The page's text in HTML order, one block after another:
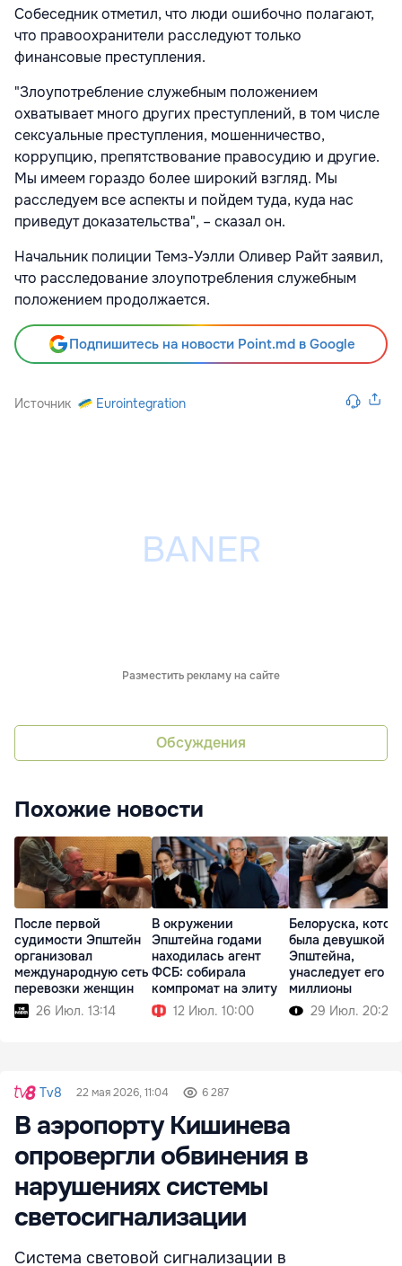
Собеседник отметил, что люди ошибочно полагают,
что правоохранители расследуют только
финансовые преступления.
"Злоупотребление служебным положением
охватывает много других преступлений, в том числе
сексуальные преступления, мошенничество,
коррупцию, препятствование правосудию и другие.
Мы имеем гораздо более широкий взгляд. Мы
расследуем все аспекты и пойдем туда, куда нас
приведут доказательства", – сказал он.
Начальник полиции Темз-Уэлли Оливер Райт заявил,
что расследование злоупотребления служебным
положением продолжается.
Подпишитесь на новости Point.md в Google
Источник Eurointegration
Разместить рекламу на сайте
Обсуждения
Похожие новости
После первой
судимости Эпштейн
организовал
международную сеть
перевозки женщин
26 Июл. 13:14
В окружении
Эпштейна годами
находилась агент
ФСБ: собирала
компромат на элиту
12 Июл. 10:00
Белоруска,
была девушкой
Эпштейна,
унаследует его
миллионы
29 Июл. 20:22
Tv8 22 мая 2026, 11:04 6 287
В аэропорту Кишинева
опровергли обвинения в
нарушениях системы
светосигнализации
Система световой сигнализации в